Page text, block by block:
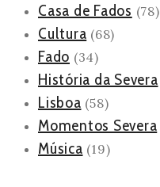
Casa de Fados (78)
Cultura (68)
Fado (34)
História da Severa
Lisboa (58)
Momentos Severa
Música (19)